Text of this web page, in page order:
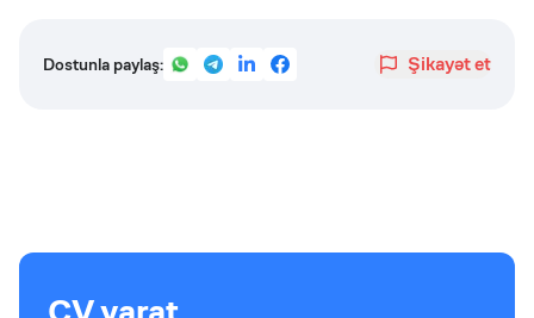
Dostunla paylaş: Şikayət et